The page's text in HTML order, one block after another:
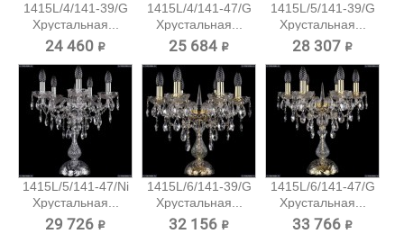
1415L/4/141-39/G
Хрустальная...
24 460 ₽
1415L/4/141-47/G
Хрустальная...
25 684 ₽
1415L/5/141-39/G
Хрустальная...
28 307 ₽
1415L/5/141-47/Ni
Хрустальная...
29 726 ₽
1415L/6/141-39/G
Хрустальная...
32 156 ₽
1415L/6/141-47/G
Хрустальная...
33 766 ₽